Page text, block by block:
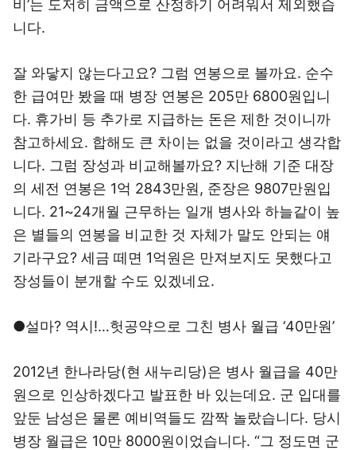
비’는 도저히 금액으로 산정하기 어려워서 제외했습
니다.
잘 와닿지 않는다고요? 그럼 연봉으로 볼까요. 순수
한 급여만 봤을 때 병장 연봉은 205만 6800원입니
다. 휴가비 등 추가로 지급하는 돈은 제한 것이니까
참고하세요. 합해도 큰 차이는 없을 것이라고 생각합
니다. 그럼 장성과 비교해볼까요? 지난해 기준 대장
의 세전 연봉은 1억 2843만원, 준장은 9807만원입
니다. 21~24개월 근무하는 일개 병사와 하늘같이 높
은 별들의 연봉을 비교한 것 자체가 말도 안되는 얘
기라구요? 세금 떼면 1억원은 만져보지도 못했다고
장성들이 분개할 수도 있겠네요.
●설마? 역시!…헛공약으로 그친 병사 월급 ‘40만원’
2012년 한나라당(현 새누리당)은 병사 월급을 40만
원으로 인상하겠다고 발표한 바 있는데요. 군 입대를
앞둔 남성은 물론 예비역들도 깜짝 놀랐습니다. 당시
병장 월급은 10만 8000원이었습니다. “그 정도면 군